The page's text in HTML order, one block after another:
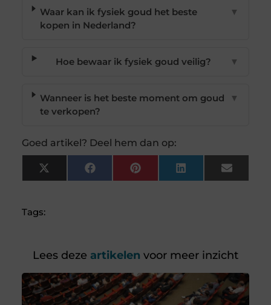
Waar kan ik fysiek goud het beste
kopen in Nederland?
▼
Hoe bewaar ik fysiek goud veilig? ▼
Wanneer is het beste moment om goud
te verkopen?
▼
Goed artikel? Deel hem dan op:
X
(Twitter)
FacebookPinterest LinkedIn Email
Tags:
Lees deze artikelen voor meer inzicht